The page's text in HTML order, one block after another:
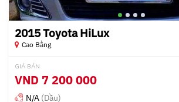
2015 Toyota HiLux
Cao Bằng
GIÁ BÁN
VND 7 200 000
N/A (Dầu)